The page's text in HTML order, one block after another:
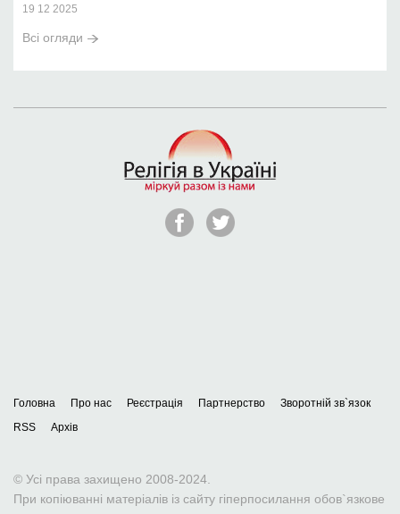
19 12 2025
Всі огляди
Головна Про нас Реєстрація Партнерство
Зворотній зв`язок
RSS
Архів
© Усі права захищено 2008-2024.
При копіюванні матеріалів із сайту гіперпосилання обов`язкове